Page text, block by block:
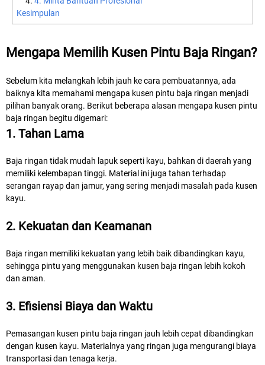
Kesimpulan
Mengapa Memilih Kusen Pintu Baja Ringan?
Sebelum kita melangkah lebih jauh ke cara pembuatannya, ada
baiknya kita memahami mengapa kusen pintu baja ringan menjadi
pilihan banyak orang. Berikut beberapa alasan mengapa kusen pintu
baja ringan begitu digemari:
1. Tahan Lama
Baja ringan tidak mudah lapuk seperti kayu, bahkan di daerah yang
memiliki kelembapan tinggi. Material ini juga tahan terhadap
serangan rayap dan jamur, yang sering menjadi masalah pada kusen
kayu.
2. Kekuatan dan Keamanan
Baja ringan memiliki kekuatan yang lebih baik dibandingkan kayu,
sehingga pintu yang menggunakan kusen baja ringan lebih kokoh
dan aman.
3. Efisiensi Biaya dan Waktu
Pemasangan kusen pintu baja ringan jauh lebih cepat dibandingkan
dengan kusen kayu. Materialnya yang ringan juga mengurangi biaya
transportasi dan tenaga kerja.